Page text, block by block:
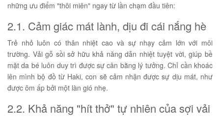
những ưu điểm "thôi miên" ngay từ lần chạm đầu tiên:
2.1. Cảm giác mát lành, dịu đi cái nắng hè
Trẻ nhỏ luôn có thân nhiệt cao và sự nhạy cảm lớn với môi
trường. Vải gỗ sồi sở hữu khả năng dẫn nhiệt tuyệt vời, giúp bề
mặt da bé luôn duy trì được sự cân bằng lý tưởng. Chỉ cần khoác
lên mình bộ đồ từ Haki, con sẽ cảm nhận được sự dịu mát, như
được ôm ấp bởi một làn gió nhẹ.
2.2. Khả năng "hít thở" tự nhiên của sợi vải